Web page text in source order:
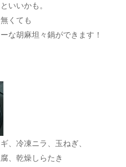
いいかも。
くても
な胡麻坦々鍋ができます！
、冷凍ニラ、玉ねぎ、
、乾燥しらたき